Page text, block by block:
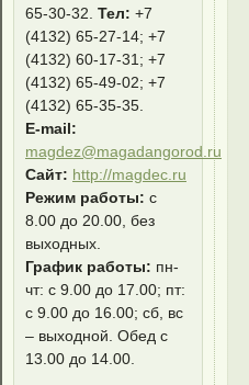
65-30-32. Тел: +7
(4132) 65-27-14; +7
(4132) 60-17-31; +7
(4132) 65-49-02; +7
(4132) 65-35-35.
E-mail:
magdez@magadangorod.ru
Сайт: http://magdec.ru
Режим работы: с
8.00 до 20.00, без
выходных.
График работы: пн-
чт: с 9.00 до 17.00; пт:
с 9.00 до 16.00; сб, вс
– выходной. Обед с
13.00 до 14.00.